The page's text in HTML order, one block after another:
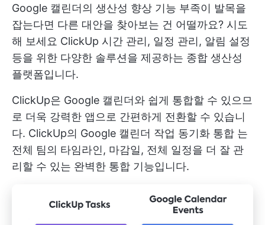
Google 캘린더의 생산성 향상 기능 부족이 발목을
잡는다면 다른 대안을 찾아보는 건 어떨까요? 시도
해 보세요 ClickUp 시간 관리, 일정 관리, 알림 설정
등을 위한 다양한 솔루션을 제공하는 종합 생산성
플랫폼입니다.
ClickUp은 Google 캘린더와 쉽게 통합할 수 있으므
로 더욱 강력한 앱으로 간편하게 전환할 수 있습니
다. ClickUp의 Google 캘린더 작업 동기화 통합 는
전체 팀의 타임라인, 마감일, 전체 일정을 더 잘 관
리할 수 있는 완벽한 통합 기능입니다.